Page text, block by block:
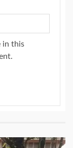
in this